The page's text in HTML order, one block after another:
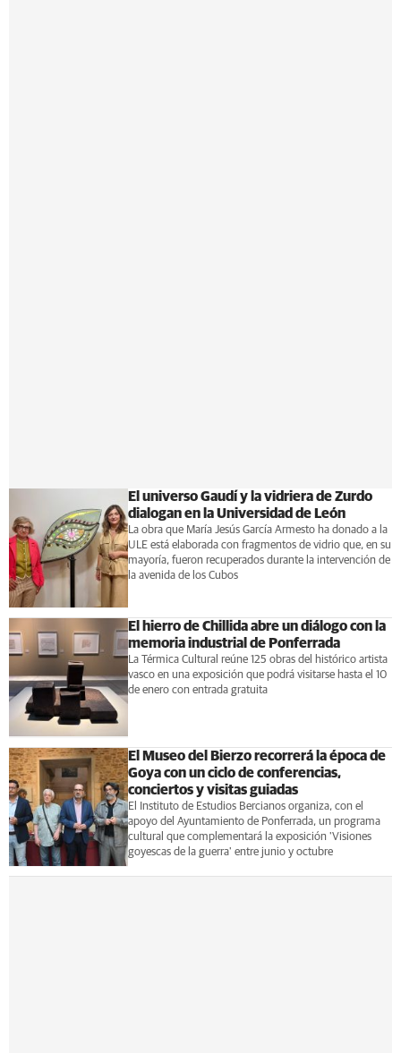
El universo Gaudí y la vidriera de Zurdo
dialogan en la Universidad de León
La obra que María Jesús García Armesto ha donado a la
ULE está elaborada con fragmentos de vidrio que, en su
mayoría, fueron recuperados durante la intervención de
la avenida de los Cubos
El hierro de Chillida abre un diálogo con la
memoria industrial de Ponferrada
La Térmica Cultural reúne 125 obras del histórico artista
vasco en una exposición que podrá visitarse hasta el 10
de enero con entrada gratuita
El Museo del Bierzo recorrerá la época de
Goya con un ciclo de conferencias,
conciertos y visitas guiadas
El Instituto de Estudios Bercianos organiza, con el
apoyo del Ayuntamiento de Ponferrada, un programa
cultural que complementará la exposición 'Visiones
goyescas de la guerra' entre junio y octubre